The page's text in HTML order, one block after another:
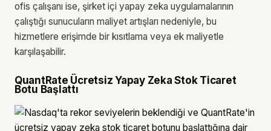
ofis çalışanı ise, şirket içi yapay zeka uygulamalarının
çalıştığı sunucuların maliyet artışları nedeniyle, bu
hizmetlere erişimde bir kısıtlama veya ek maliyetle
karşılaşabilir.
QuantRate Ücretsiz Yapay Zeka Stok Ticaret
Botu Başlattı